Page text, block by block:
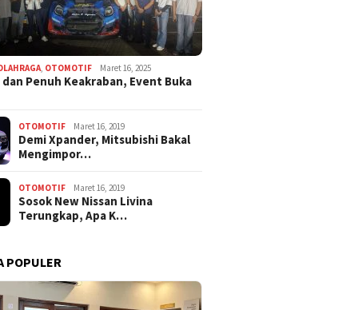
, OTOMOTIF Maret 16, 2025
Penuh Keakraban, Event Buka
OTOMOTIF Maret 16, 2019
Demi Xpander, Mitsubishi Bakal
Mengimpor…
OTOMOTIF Maret 16, 2019
Sosok New Nissan Livina
Terungkap, Apa K…
POPULER